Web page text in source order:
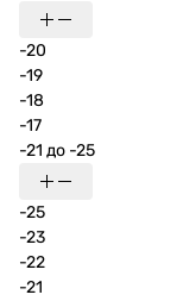
-20
-19
-18
-17
-21 до -25
-25
-23
-22
-21